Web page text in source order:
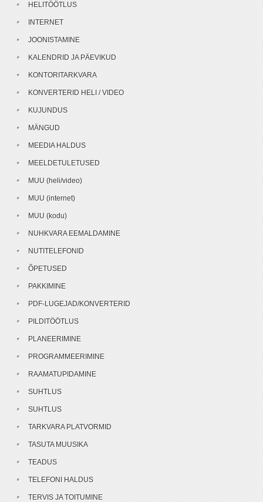
HELITÖÖTLUS
INTERNET
JOONISTAMINE
KALENDRID JA PÄEVIKUD
KONTORITARKVARA
KONVERTERID HELI / VIDEO
KUJUNDUS
MÄNGUD
MEEDIA HALDUS
MEELDETULETUSED
MUU (heli/video)
MUU (internet)
MUU (kodu)
NUHKVARA EEMALDAMINE
NUTITELEFONID
ÕPETUSED
PAKKIMINE
PDF-LUGEJAD/KONVERTERID
PILDITÖÖTLUS
PLANEERIMINE
PROGRAMMEERIMINE
RAAMATUPIDAMINE
SUHTLUS
SUHTLUS
TARKVARA PLATVORMID
TASUTA MUUSIKA
TEADUS
TELEFONI HALDUS
TERVIS JA TOITUMINE